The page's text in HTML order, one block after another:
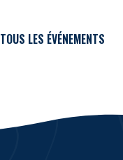
TOUS LES ÉVÉNEMENTS